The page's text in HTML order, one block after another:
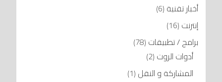
أخبار تقنية (6)
إنترنت (16)
برامج / تطبيقات (78)
أدوات الروت (2)
المشاركة و النقل (1)